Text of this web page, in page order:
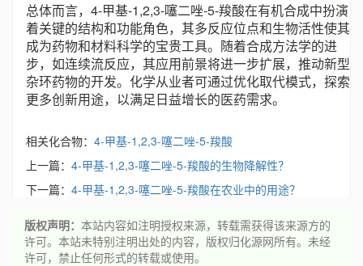
总体而言，4-甲基-1,2,3-噻二唑-5-羧酸在有机合成中扮演
着关键的结构和功能角色，其多反应位点和生物活性使其
成为药物和材料科学的宝贵工具。随着合成方法学的进
步，如连续流反应，其应用前景将进一步扩展，推动新型
杂环药物的开发。化学从业者可通过优化取代模式，探索
更多创新用途，以满足日益增长的医药需求。
相关化合物： 4-甲基-1,2,3-噻二唑-5-羧酸
上一篇： 4-甲基-1,2,3-噻二唑-5-羧酸的生物降解性？
下一篇： 4-甲基-1,2,3-噻二唑-5-羧酸在农业中的用途？
版权声明： 本站内容如注明授权来源，转载需获得该来源方的
许可。本站未特别注明出处的内容，版权归化源网所有。未经
许可，禁止任何形式的转载或使用。